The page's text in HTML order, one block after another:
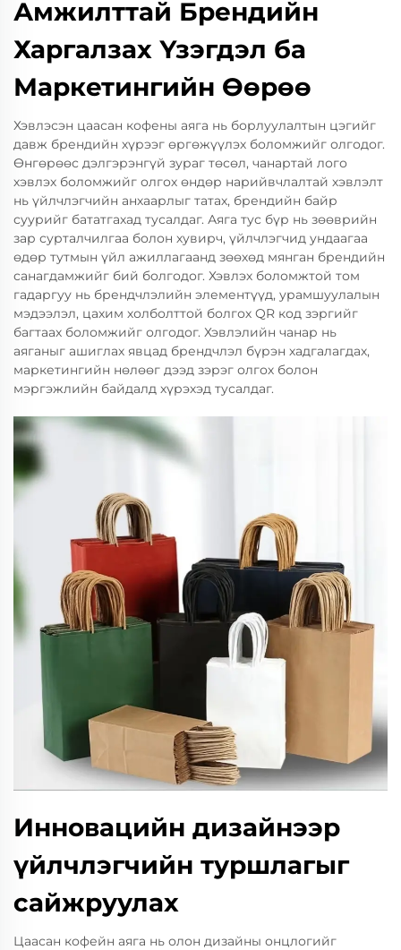
Амжилттай Брендийн
Харгалзах Үзэгдэл ба
Маркетингийн Өөрөө
Хэвлэсэн цаасан кофены аяга нь борлуулалтын цэгийг
давж брендийн хүрээг өргөжүүлэх боломжийг олгодог.
Өнгөрөөс дэлгэрэнгүй зураг төсөл, чанартай лого
хэвлэх боломжийг олгох өндөр нарийвчлалтай хэвлэлт
нь үйлчлэгчийн анхаарлыг татах, брендийн байр
суурийг бататгахад тусалдаг. Аяга тус бүр нь зөөврийн
зар сурталчилгаа болон хувирч, үйлчлэгчид ундаагаа
өдөр тутмын үйл ажиллагаанд зөөхөд мянган брендийн
санагдамжийг бий болгодог. Хэвлэх боломжтой том
гадаргуу нь брендчлэлийн элементүүд, урамшуулалын
мэдээлэл, цахим холболттой болгох QR код зэргийг
багтаах боломжийг олгодог. Хэвлэлийн чанар нь
аяганыг ашиглах явцад брендчлэл бүрэн хадгалагдах,
маркетингийн нөлөөг дээд зэрэг олгох болон
мэргэжлийн байдалд хүрэхэд тусалдаг.
Инновацийн дизайнээр
үйлчлэгчийн туршлагыг
сайжруулах
Цаасан кофейн аяга нь олон дизайны онцлогийг